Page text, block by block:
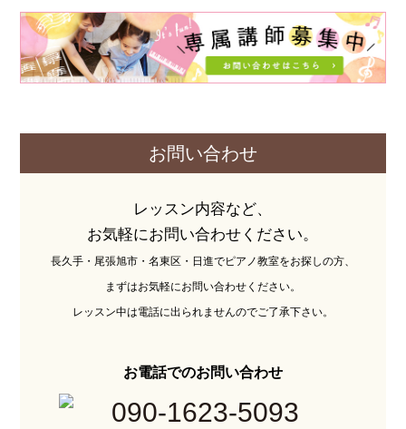
お問い合わせ
レッスン内容など、
お気軽にお問い合わせください。
長久手・尾張旭市・名東区・日進でピアノ教室をお探しの方、
まずはお気軽にお問い合わせください。
レッスン中は電話に出られませんのでご了承下さい。
お電話でのお問い合わせ
090-1623-5093